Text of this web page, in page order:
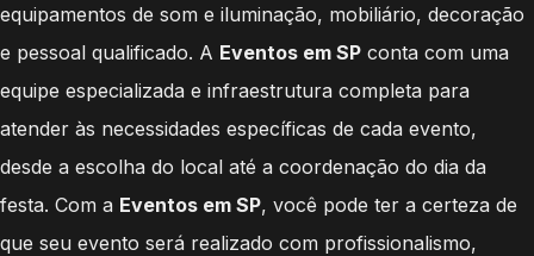
equipamentos de som e iluminação, mobiliário, decoração
e pessoal qualificado. A Eventos em SP conta com uma
equipe especializada e infraestrutura completa para
atender às necessidades específicas de cada evento,
desde a escolha do local até a coordenação do dia da
festa. Com a Eventos em SP, você pode ter a certeza de
que seu evento será realizado com profissionalismo,